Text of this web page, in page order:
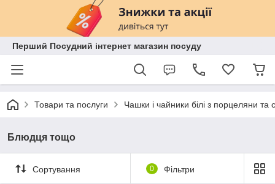
Перший Посудний інтернет магазин посуду
Товари та послуги Чашки і чайники білі з порцеляни та
Блюдця тощо
Сортування 0 Фільтри